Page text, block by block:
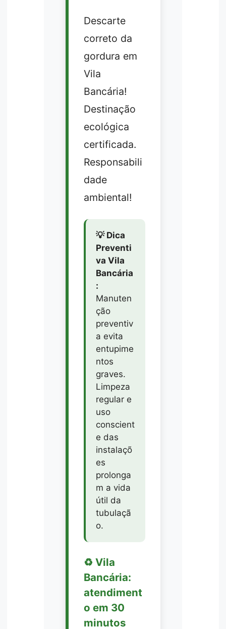
Descarte
correto da
gordura em
Vila
Bancária!
Destinação
ecológica
certificada.
Responsabili
dade
ambiental!
💡 Dica
Preventi
va Vila
Bancária
:
Manuten
ção
preventiv
a evita
entupime
ntos
graves.
Limpeza
regular e
uso
conscient
e das
instalaçõ
es
prolonga
m a vida
útil da
tubulaçã
o.
♻️ Vila
Bancária:
atendiment
o em 30
minutos